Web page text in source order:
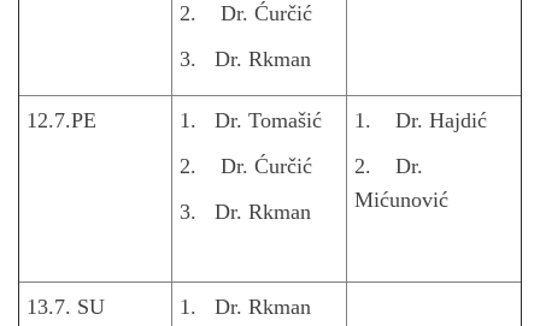
2. Dr. Ćurčić
3. Dr. Rkman
12.7.PE
1. Dr. Tomašić
2. Dr. Ćurčić
3. Dr. Rkman
1. Dr. Hajdić
2. Dr.
Mićunović
13.7. SU
1. Dr. Rkman